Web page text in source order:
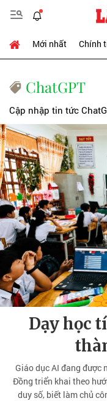
Mới nhất Chính
ChatGPT
Cập nhập tin tức
Dạy học
Giáo dục AI đang được
Đồng triển khai theo
duy số, biết làm chủ